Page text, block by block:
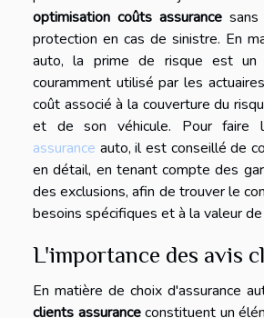
optimisation coûts assurance
protection en cas de sinistre. En
auto, la prime de risque est un
couramment utilisé par les
coût associé à la couverture du
et de son véhicule. Pour faire
assurance auto, il est conseillé de
en détail, en tenant compte des
des exclusions, afin de trouver le
besoins spécifiques et à la valeur
L'importance des avis
En matière de choix d'assurance
clients assuranceconstituent un